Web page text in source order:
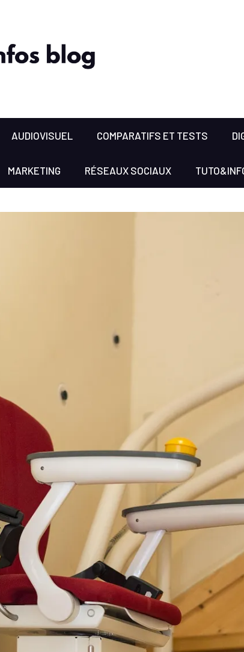
AUDIOVISUEL COMPARATIFS ET TESTS
MARKETING RÉSEAUX SOCIAUX